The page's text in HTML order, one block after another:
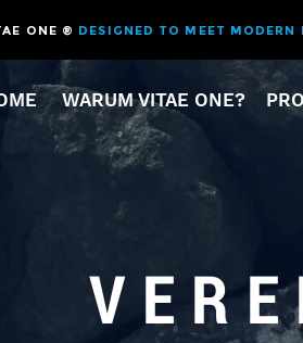
ONE ® DESIGNED TO MEET MODERN
WARUM VITAE ONE?